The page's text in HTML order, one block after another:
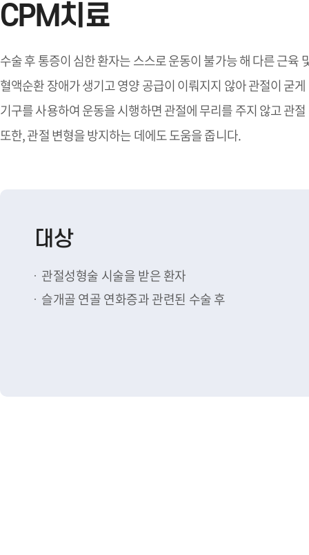
CPM치료
수술 후 통증이 심한 환자는 스스로 운동이 불가능 해 다른 근
혈액순환 장애가 생기고 영양 공급이 이뤄지지 않아 관절이 굳
기구를 사용하여 운동을 시행하면 관절에 무리를 주지 않고 관
또한, 관절 변형을 방지하는 데에도 도움을 줍니다.
대상
관절성형술 시술을 받은 환자
슬개골 연골 연화증과 관련된 수술 후